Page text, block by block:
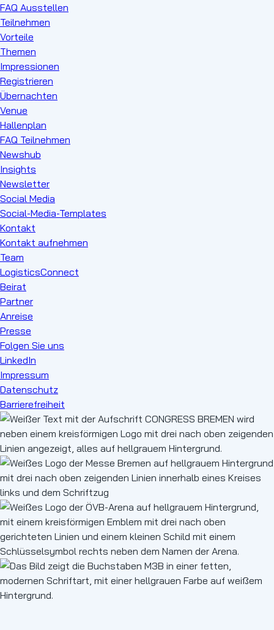
FAQ Ausstellen
Teilnehmen
Vorteile
Themen
Impressionen
Registrieren
Übernachten
Venue
Hallenplan
FAQ Teilnehmen
Newshub
Insights
Newsletter
Social Media
Social-Media-Templates
Kontakt
Kontakt aufnehmen
Team
LogisticsConnect
Beirat
Partner
Anreise
Presse
Folgen Sie uns
LinkedIn
Impressum
Datenschutz
Barrierefreiheit